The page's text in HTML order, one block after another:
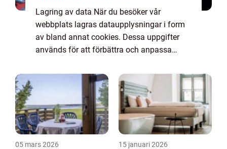
Lagring av data När du besöker vår
webbplats lagras dataupplysningar i form
av bland annat cookies. Dessa uppgifter
används för att förbättra och anpassa
bra information som möjligt. Om du inte vill
05 mars 2026 15 januari 2026